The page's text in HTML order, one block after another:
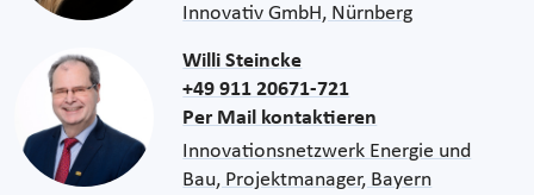
Innovativ GmbH, Nürnberg
Willi Steincke
+49 911 20671-721
Per Mail kontaktieren
Innovationsnetzwerk Energie und
Bau, Projektmanager, Bayern